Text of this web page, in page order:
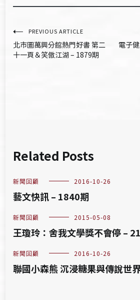
文
章
PREVIOUS ARTICLE
北市圖萬興分館熱門好書 第二
十一頁＆笑傲江湖 – 1879期
電子
Related Posts
新聞回顧 2016-10-26
藝文快訊 – 1840期
新聞回顧 2015-05-08
王瓊玲：舍我文學獎不會停 –
新聞回顧 2016-10-26
聯國小森熊 沉浸糖果與傳說世